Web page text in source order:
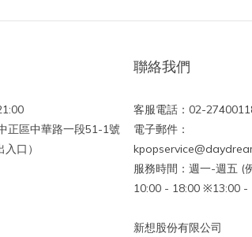
正區中華路一段51-1號
口）
聯絡我們
客服電話：02-
電子郵件：
服務時間：週一-週五 (
10:00 - 18:00 ※13:00 -
新想股份有限公司